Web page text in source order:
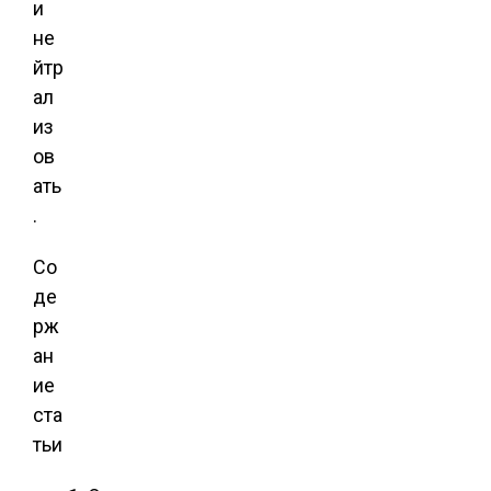
и
не
йтр
ал
из
ов
ать
.
Со
де
рж
ан
ие
ста
тьи